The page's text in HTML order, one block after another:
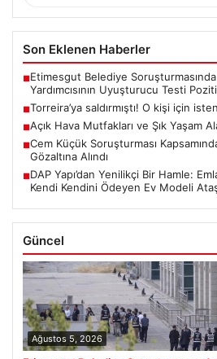
Son Eklenen Haberler
■Etimesgut Belediye
Yardımcısının Uyuşturucu Testi
■Torreira’ya saldırmıştı! O kişi için
■Açık Hava Mutfakları ve Şık Yaşam
■Cem Küçük Soruşturması
Gözaltına Alındı
■DAP Yapı’dan Yenilikçi Bir Hamle:
Kendi Kendini Ödeyen Ev Modeli
Güncel
Ağustos 5, 2026